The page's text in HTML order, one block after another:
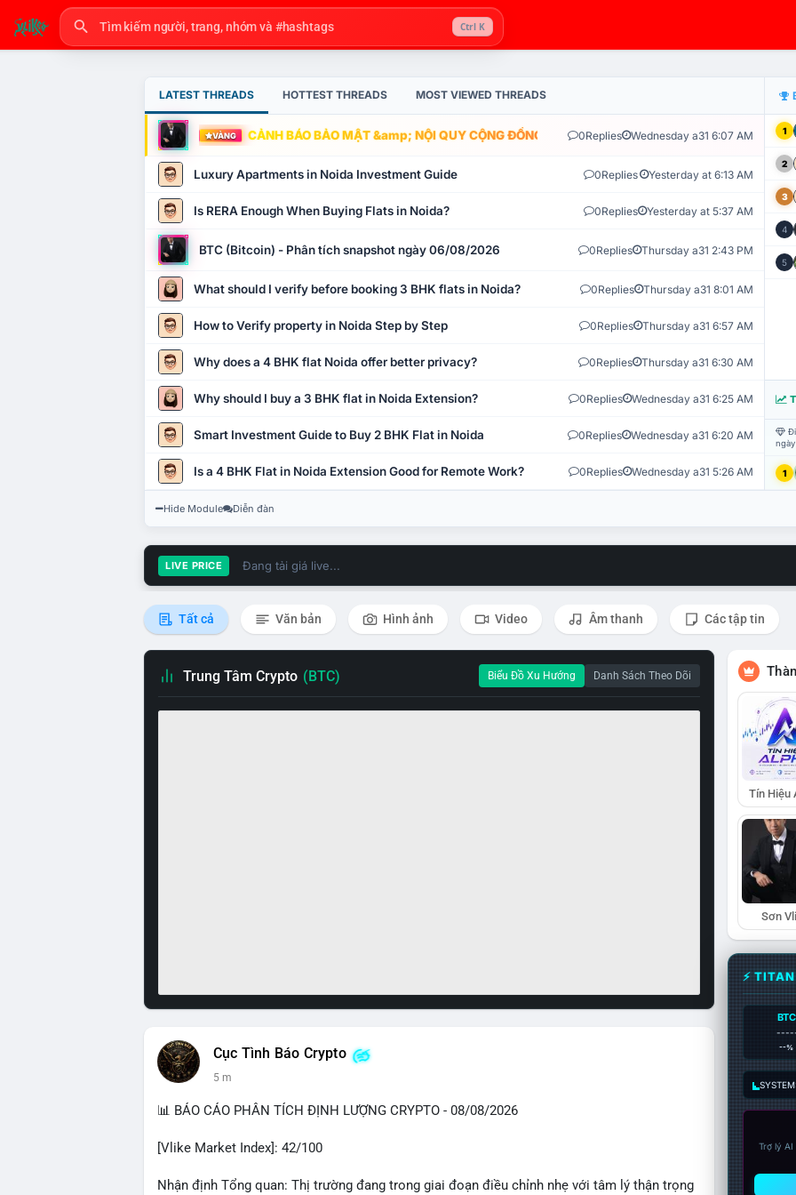
Ctrl K
LATEST THREADS HOTTEST THREADS MOST VIEWED THREADS
VÀNG CẢNH BÁO BẢO MẬT &amp; NỘI QUY CỘNG ĐỒNG VLIKE.VN: HỆ THỐNG GIÁM SÁT TỰ
0Replies Wednesday a31 6:07 AM
Luxury Apartments in Noida Investment Guide 0Replies Yesterday at 6:13 AM
Is RERA Enough When Buying Flats in Noida? 0Replies Yesterday at 5:37 AM
BTC (Bitcoin) - Phân tích snapshot ngày 06/08/2026 0Replies Thursday a31 2:43 PM
What should I verify before booking 3 BHK flats in Noida? 0Replies Thursday a31 8:01 AM
How to Verify property in Noida Step by Step 0Replies Thursday a31 6:57 AM
Why does a 4 BHK flat Noida offer better privacy? 0Replies Thursday a31 6:30 AM
Why should I buy a 3 BHK flat in Noida Extension? 0Replies Wednesday a31 6:25 AM
Smart Investment Guide to Buy 2 BHK Flat in Noida 0Replies Wednesday a31 6:20 AM
Is a 4 BHK Flat in Noida Extension Good for Remote Work? 0Replies Wednesday a31 5:26 AM
1
2
3
4
5
1
Hide Module Diễn đàn
LIVE PRICE Đang tải giá live...
Tất cả Văn bản Hình ảnh Video Âm thanh Các tập tin
Trung Tâm Crypto (BTC) Biểu Đồ Xu Hướng Danh Sách Theo Dõi
Cục Tình Báo Crypto
5 m
📊 BÁO CÁO PHÂN TÍCH ĐỊNH LƯỢNG CRYPTO - 08/08/2026
[Vlike Market Index]: 42/100
Nhận định Tổng quan: Thị trường đang trong giai đoạn điều chỉnh nhẹ với tâm lý thận trọng
Tín Hiệu
Sơn
⚡
BTC
--%
Trợ lý